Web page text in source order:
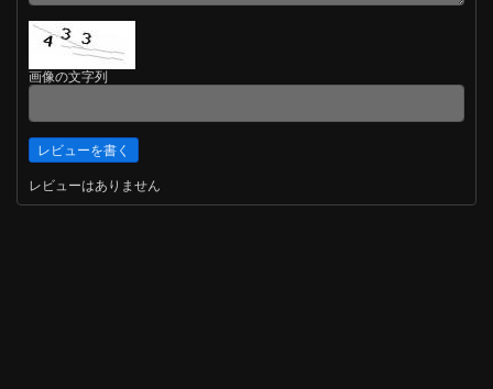
画像の文字列
レビューはありません